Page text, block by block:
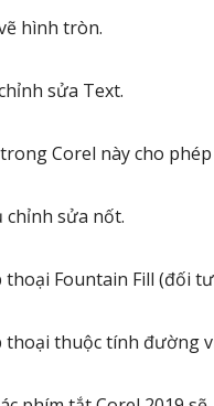
hình tròn.
sửa Text.
Corel này cho
chỉnh sửa nốt.
thoại Fountain Fill (đối
thoại thuộc tính đường